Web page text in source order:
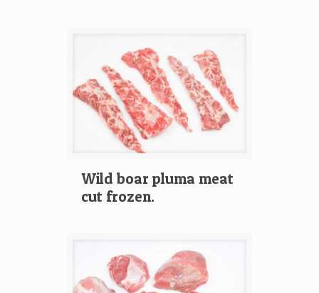
Wild boar pluma meat
cut frozen.